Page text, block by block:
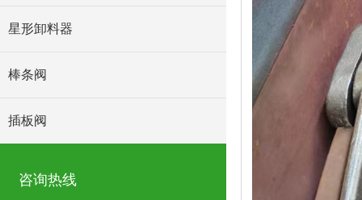
星形卸料器
棒条阀
插板阀
咨询热线